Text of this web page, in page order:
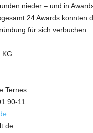
nieder – und in
24 Awards konnten
für sich verbuchen.
KG
Ternes
90-11